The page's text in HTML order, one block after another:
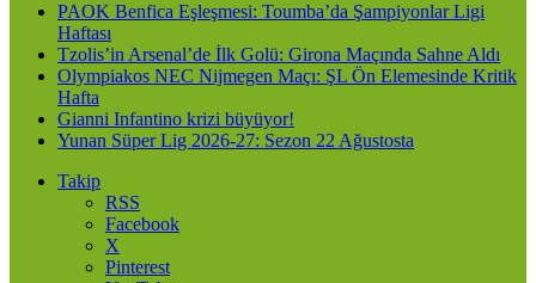
PAOK Benfica Eşleşmesi: Toumba’da Şampiyonlar Ligi
Haftası
Tzolis’in Arsenal’de İlk Golü: Girona Maçında Sahne Aldı
Olympiakos NEC Nijmegen Maçı: ŞL Ön Elemesinde Kritik
Hafta
Gianni Infantino krizi büyüyor!
Yunan Süper Lig 2026-27: Sezon 22 Ağustosta
Takip
RSS
Facebook
X
Pinterest